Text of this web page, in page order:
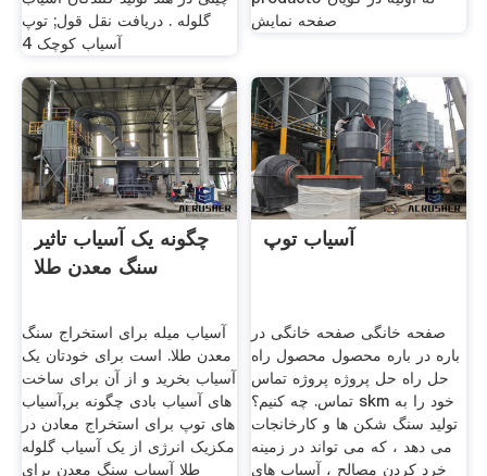
گلوله . دریافت نقل قول; توپ
آسیاب کوچک 4
صفحه نمایش
چگونه یک آسیاب تاثیر
سنگ معدن طلا
آسیاب میله برای استخراج سنگ
معدن طلا. است برای خودتان یک
آسیاب بخرید و از آن برای ساخت
های آسیاب بادی چگونه بر,آسیاب
های توپ برای استخراج معادن در
مکزیک انرژی از یک آسیاب گلوله
طلا آسیاب سنگ معدن برای
آسیاب توپ
صفحه خانگی صفحه خانگی در
باره در باره محصول محصول راه
حل راه حل پروژه پروژه تماس
تماس. چه کنیم؟ skm خود را به
تولید سنگ شکن ها و کارخانجات
می دهد ، که می تواند در زمینه
خرد کردن مصالح ، آسیاب های